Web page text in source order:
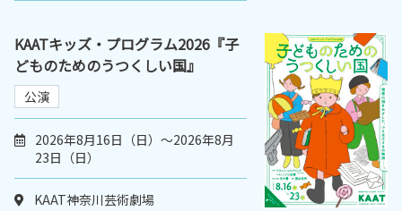
KAATキッズ・プログラム2026『子
どものためのうつくしい国』
公演
2026年8月16日（日）～2026年8月
23日（日）
KAAT神奈川芸術劇場